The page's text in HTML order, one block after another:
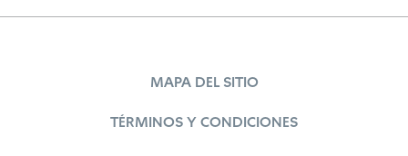
MAPA DEL SITIO
TÉRMINOS Y CONDICIONES